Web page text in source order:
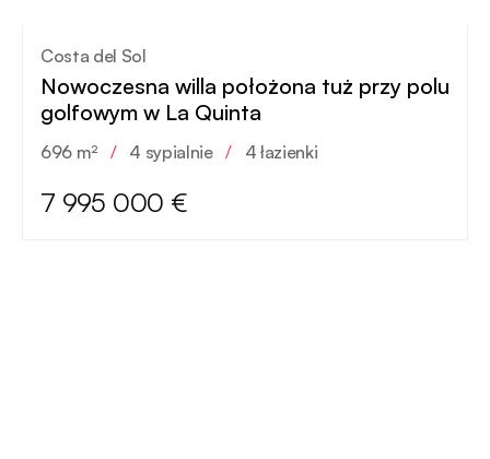
Costa del Sol
Nowoczesna willa położona tuż przy polu
golfowym w La Quinta
696 m² / 4 sypialnie / 4 łazienki
7 995 000 €